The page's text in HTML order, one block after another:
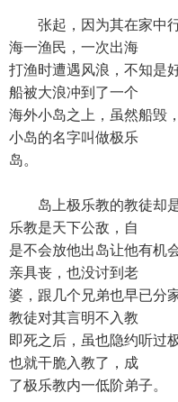
张起，因为其在家中行
海一渔民，一次出海
打渔时遭遇风浪，不知是
船被大浪冲到了一个
海外小岛之上，虽然船毁
小岛的名字叫做极乐
岛。
岛上极乐教的教徒却是
乐教是天下公敌，自
是不会放他出岛让他有机
亲具丧，也没讨到老
婆，跟几个兄弟也早已分
教徒对其言明不入教
即死之后，虽也隐约听过
也就干脆入教了，成
了极乐教内一低阶弟子。